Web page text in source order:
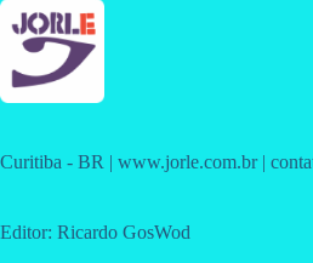
Curitiba - BR | www.jorle.com.br |
Editor: Ricardo GosWod